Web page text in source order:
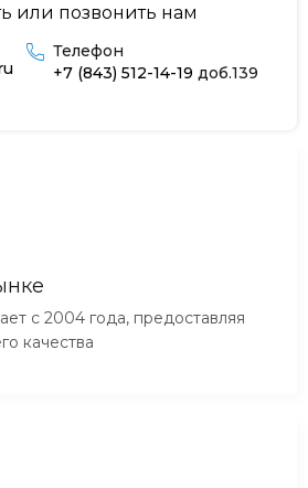
или позвонить нам
Телефон
+7 (843) 512-14-19 доб.139
с 2004 года, предоставляя
качества